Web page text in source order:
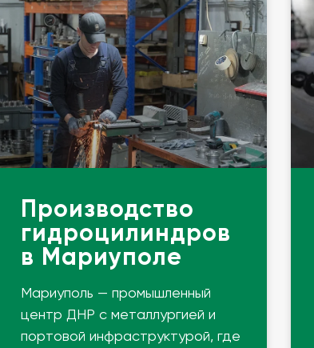
Производство
гидроцилиндров
в Мариуполе
Мариуполь — промышленный
центр ДНР с металлургией и
портовой инфраструктурой, где